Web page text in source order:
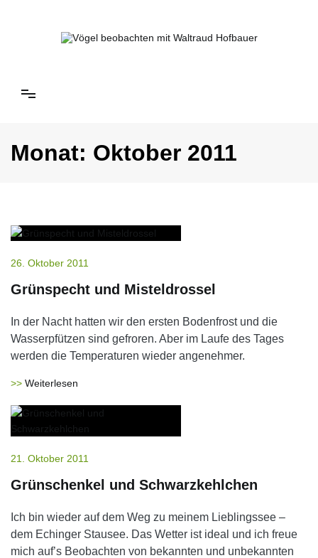
Monat: Oktober 2011
26. Oktober 2011
Grünspecht und Misteldrossel
In der Nacht hatten wir den ersten Bodenfrost und die
Wasserpfützen sind gefroren. Aber im Laufe des Tages
werden die Temperaturen wieder angenehmer.
Weiterlesen
21. Oktober 2011
Grünschenkel und Schwarzkehlchen
Ich bin wieder auf dem Weg zu meinem Lieblingssee –
dem Echinger Stausee. Das Wetter ist ideal und ich freue
mich auf’s Beobachten von bekannten und unbekannten